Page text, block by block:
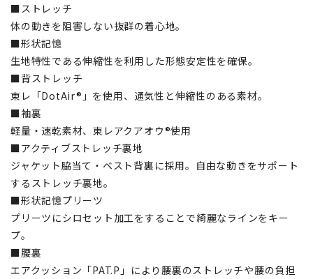
■ストレッチ
体の動きを阻害しない抜群の着心地。
■形状記憶
生地特性である伸縮性を利用した形態安定性を確保。
■背ストレッチ
東レ「DotAir®」を使用、通気性と伸縮性のある素材。
■袖裏
軽量・速乾素材、東レアクアオウ®使用
■アクティブストレッチ裏地
ジャケット脇当て・ベスト背裏に採用。自由な動きをサポート
するストレッチ裏地。
■形状記憶プリーツ
プリーツにシロセット加工をすることで綺麗なラインをキー
プ。
■腰裏
エアクッション「PAT.P」により腰裏のストレッチや腰の負担